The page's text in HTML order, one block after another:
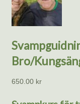
Bro/
650.00 kr